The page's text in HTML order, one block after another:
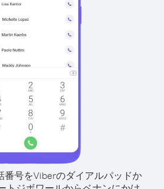
番号をViberのダイアルパッドか